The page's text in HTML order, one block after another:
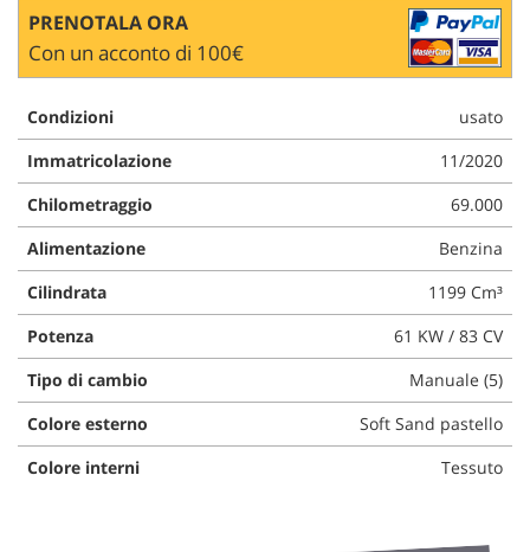
PRENOTALA ORA
Con un acconto di 100€
Condizioni
usato
Immatricolazione
11/2020
Chilometraggio
69.000
Alimentazione
Benzina
Cilindrata
1199 Cm³
Potenza
61 KW / 83 CV
Tipo di cambio
Manuale (5)
Colore esterno
Soft Sand pastello
Colore interni
Tessuto
maggiori
informazioni
sull'utilità
sul
funzionamento
di
questi
strumenti
di
tracciamento
si
rimanda
cookie
policy.
Puoi
rivedere
e
modificare